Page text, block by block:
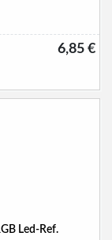
6,85 €
Led-Ref.